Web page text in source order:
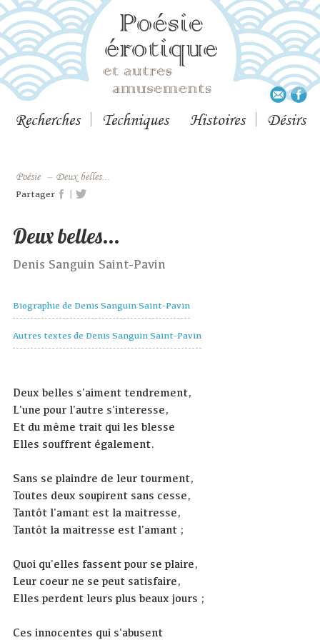
Recherches Techniques Histoires Désirs
Poésie – Deux belles...
Partager |
Deux belles...
Denis Sanguin Saint-Pavin
Biographie de Denis Sanguin Saint-Pavin
Autres textes de Denis Sanguin Saint-Pavin
Deux belles s'aiment tendrement,
L'une pour l'autre s'interesse,
Et du même trait qui les blesse
Elles souffrent également.
Sans se plaindre de leur tourment,
Toutes deux soupirent sans cesse,
Tantôt l'amant est la maitresse,
Tantôt la maitresse est l'amant ;
Quoi qu'elles fassent pour se plaire,
Leur coeur ne se peut satisfaire,
Elles perdent leurs plus beaux jours ;
Ces innocentes qui s'abusent